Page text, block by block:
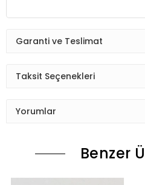
Garanti ve Teslimat
Taksit Seçenekleri
Yorumlar
Benzer